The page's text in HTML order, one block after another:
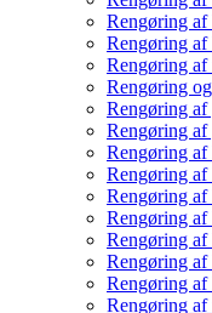
Rengøring
Rengøring af
Rengøring
Rengøring
Rengøring af
Rengøring
Rengøring af
Rengøring af
Rengøring af
Rengøring af
Rengøring af
Rengøring af
Rengøring
Rengøring